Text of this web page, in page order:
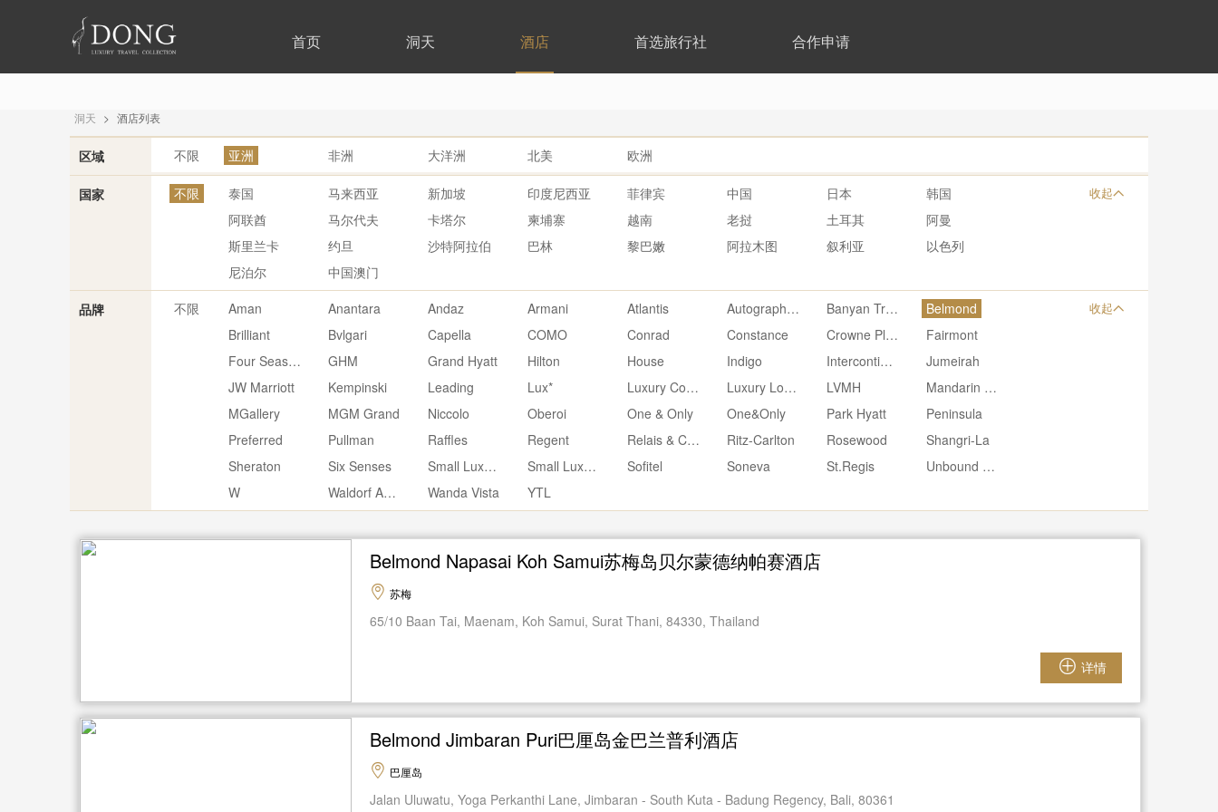
首页 洞天 酒店 首选旅行社 合作申请
洞天 > 酒店列表
区域 不限 亚洲 非洲 大洋洲 北美 欧洲
国家 不限 泰国 马来西亚 新加坡 印度尼西亚 菲律宾 中国 日本
韩国
阿联酋
马尔代夫 卡塔尔 柬埔寨 越南 老挝 土耳其
阿曼
斯里兰卡
约旦 沙特阿拉伯 巴林 黎巴嫩 阿拉木图 叙利亚
以色列
尼泊尔
中国澳门
收起
品牌 不限 Aman Anantara Andaz Armani Atlantis Autograph Collection Banyan Tree
Belmond
Brilliant
Bvlgari Capella COMO Conrad Constance Crowne Plaza
Fairmont
Four Seasons
GHM Grand Hyatt Hilton House Indigo Intercontinental
Jumeirah
JW Marriott
Kempinski Leading Lux* Luxury Collection Luxury Lodges of Australia LVMH
Mandarin Oriental
MGallery
MGM Grand Niccolo Oberoi One & Only One&Only Park Hyatt
Peninsula
Preferred
Pullman Raffles Regent Relais & Chateaux Ritz-Carlton Rosewood
Shangri-La
Sheraton
Six Senses Small Luxury Small Luxury Hotels Sofitel Soneva St.Regis
Unbound Hyatt
W
Waldorf Astoria Wanda Vista YTL
收起
Belmond Napasai Koh Samui苏梅岛贝尔蒙德纳帕赛酒店
苏梅
65/10 Baan Tai, Maenam, Koh Samui, Surat Thani, 84330, Thailand
详情
Belmond Jimbaran Puri巴厘岛金巴兰普利酒店
巴厘岛
Jalan Uluwatu, Yoga Perkanthi Lane, Jimbaran - South Kuta - Badung Regency, Bali, 80361